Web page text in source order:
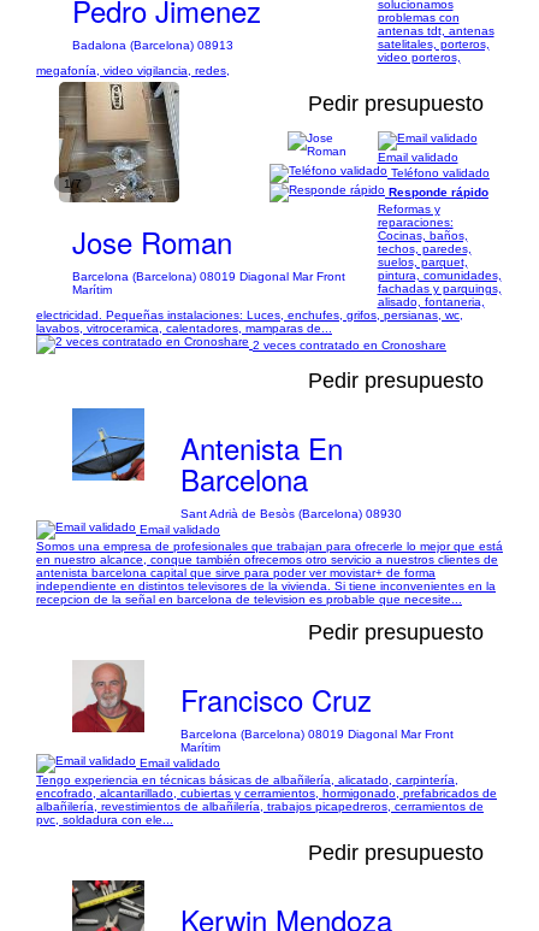
Pedro Jimenez
Badalona (Barcelona) 08913
solucionamos
problemas con
antenas tdt, antenas
satelitales, porteros,
video porteros,
megafonía, video vigilancia, redes,
1/7
Pedir presupuesto
Jose Roman
Barcelona (Barcelona) 08019 Diagonal Mar Front
Marítim
Email validado
Teléfono validado
Responde rápido
Reformas y
reparaciones:
Cocinas, baños,
techos, paredes,
suelos, parquet,
pintura, comunidades,
fachadas y parquings,
alisado, fontaneria,
electricidad. Pequeñas instalaciones: Luces, enchufes, grifos, persianas, wc,
lavabos, vitroceramica, calentadores, mamparas de...
2 veces contratado en Cronoshare
Pedir presupuesto
Antenista En
Barcelona
Sant Adrià de Besòs (Barcelona) 08930
Email validado
Somos una empresa de profesionales que trabajan para ofrecerle lo mejor que está
en nuestro alcance, conque también ofrecemos otro servicio a nuestros clientes de
antenista barcelona capital que sirve para poder ver movistar+ de forma
independiente en distintos televisores de la vivienda. Si tiene inconvenientes en la
recepcion de la señal en barcelona de television es probable que necesite...
Pedir presupuesto
Francisco Cruz
Barcelona (Barcelona) 08019 Diagonal Mar Front
Marítim
Email validado
Tengo experiencia en técnicas básicas de albañilería, alicatado, carpintería,
encofrado, alcantarillado, cubiertas y cerramientos, hormigonado, prefabricados de
albañilería, revestimientos de albañilería, trabajos picapedreros, cerramientos de
pvc, soldadura con ele...
Pedir presupuesto
Kerwin Mendoza